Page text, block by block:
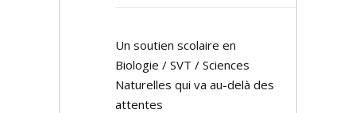
Un soutien scolaire en
Biologie / SVT / Sciences
Naturelles qui va au-delà des
attentes